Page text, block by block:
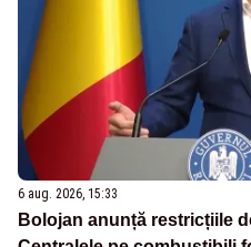
6 aug. 2026, 15:33
Bolojan anunță restricțiile